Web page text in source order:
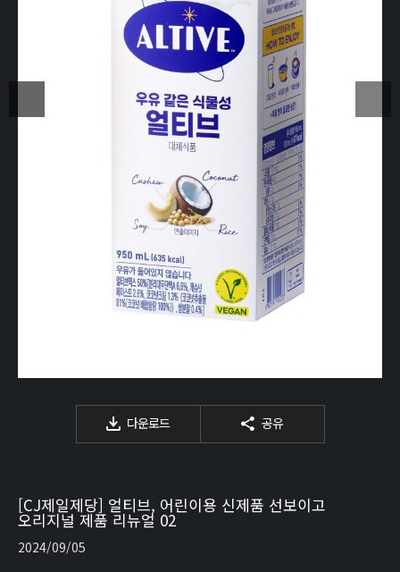
다운로드 공유
[CJ제일제당] 얼티브, 어린이용 신제품 선보이고
오리지널 제품 리뉴얼 02
2024/09/05